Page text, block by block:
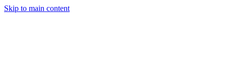
Skip to main content